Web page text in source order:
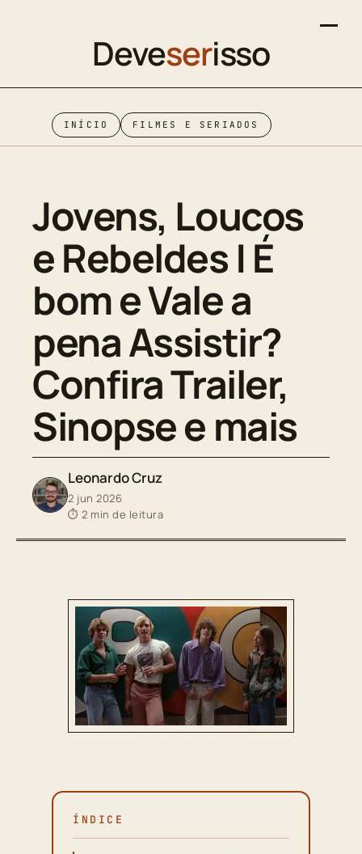
Deveserisso
INÍCIO FILMES E SERIADOS
Jovens, Loucos
e Rebeldes | É
bom e Vale a
pena Assistir?
Confira Trailer,
Sinopse e mais
Leonardo Cruz
2 jun 2026
⏱ 2 min de leitura
ÍNDICE